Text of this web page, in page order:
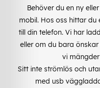
Behöver du en ny
mobil. Hos oss hittar
till din telefon. Vi har
eller om du bara
vi
Sitt inte strömlös och
med usb